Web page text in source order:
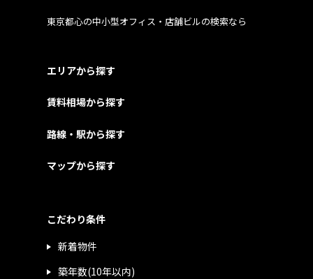
東京都心の中小型オフィス・店舗ビルの検索なら
エリアから探す
賃料相場から探す
路線・駅から探す
マップから探す
こだわり条件
新着物件
築年数(10年以内)